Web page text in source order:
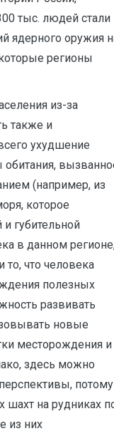
тыс. людей стали
ядерного оружия
регионы
из-за
также и
ухудшение
(например, из
которое
губительной
в данном
что человека
полезных
развивать
новые
месторождения и
здесь можно
потому
шахт на рудниках
из них